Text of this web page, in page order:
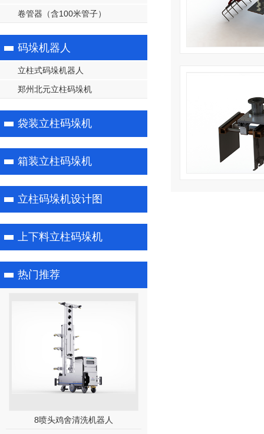
卷管器（含100米管子）
码垛机器人
立柱式码垛机器人
郑州北元立柱码垛机
袋装立柱码垛机
箱装立柱码垛机
立柱码垛机设计图
上下料立柱码垛机
热门推荐
8喷头鸡舍清洗机器人